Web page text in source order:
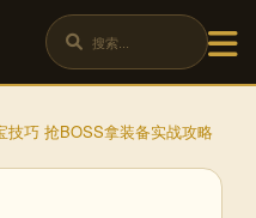
技巧 抢BOSS拿装备实战攻略